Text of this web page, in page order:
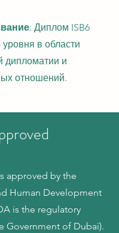
: Диплом ISB6
уровня в области
дипломатии и
отношений.
approved by the
Human Development
is the regulatory
Government of Dubai).